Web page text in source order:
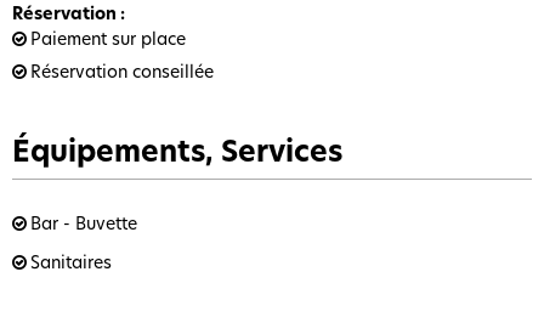
Réservation :
Paiement sur place
Réservation conseillée
Équipements, Services
Bar - Buvette
Sanitaires